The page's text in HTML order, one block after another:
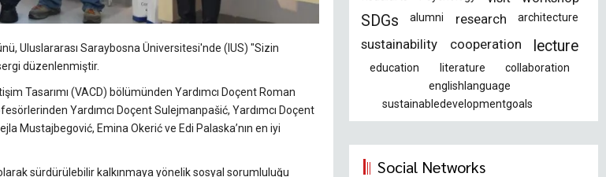
Uluslararası Saraybosna Üniversitesi'nde (IUS) "Sizin
düzenlenmiştir.
Tasarımı (VACD) bölümünden Yardımcı Doçent Roman
Yardımcı Doçent Sulejmanpašić, Yardımcı Doçent
Mustajbegović, Emina Okerić ve Edi Palaska’nın en iyi
sürdürülebilir kalkınmaya yönelik sosyal sorumluluğu
SDGs alumni research architecture
sustainability cooperation lecture
education literature
collaboration
englishlanguage
sustainabledevelopmentgoals
Social Networks